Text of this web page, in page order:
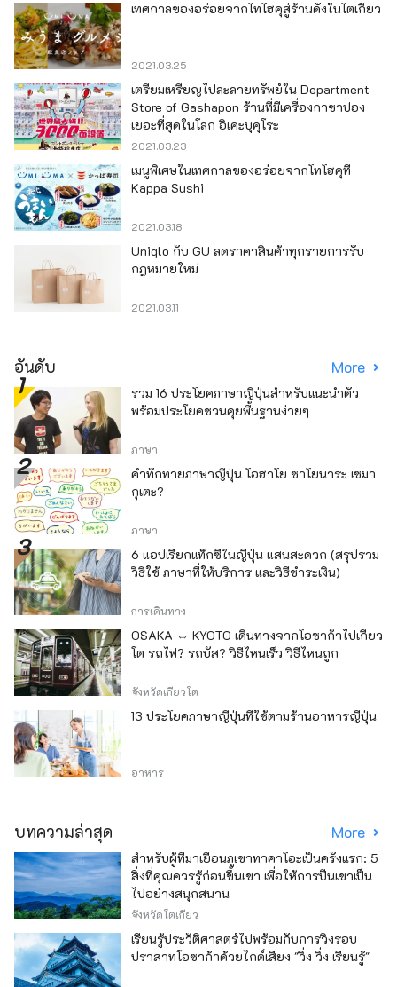
เทศกาลของอร่อยจากโทโฮคุสู่ร้านดังในโตเกียว
2021.03.25
เตรียมเหรียญไปละลายทรัพย์ใน Department
Store of Gashapon ร้านที่มีเครื่องกาชาปอง
เยอะที่สุดในโลก อิเคะบุคุโระ
2021.03.23
เมนูพิเศษในเทศกาลของอร่อยจากโทโฮคุที่
Kappa Sushi
2021.03.18
Uniqlo กับ GU ลดราคาสินค้าทุกรายการรับ
กฎหมายใหม่
2021.03.11
อันดับ More
รวม 16 ประโยคภาษาญี่ปุ่นสำหรับแนะนำตัว
พร้อมประโยคชวนคุยพื้นฐานง่ายๆ
ภาษา
คำทักทายภาษาญี่ปุ่น โอฮาโย ซาโยนาระ เซมา
กุเตะ?
ภาษา
6 แอปเรียกแท็กซี่ในญี่ปุ่น แสนสะดวก (สรุปรวม
วิธีใช้ ภาษาที่ให้บริการ และวิธีชำระเงิน)
การเดินทาง
OSAKA ⇔ KYOTO เดินทางจากโอซาก้าไปเกียว
โต รถไฟ? รถบัส? วิธีไหนเร็ว วิธีไหนถูก
จังหวัดเกียวโต
13 ประโยคภาษาญี่ปุ่นที่ใช้ตามร้านอาหารญี่ปุ่น
อาหาร
บทความล่าสุด More
สำหรับผู้ที่มาเยือนภูเขาทาคาโอะเป็นครั้งแรก: 5
สิ่งที่คุณควรรู้ก่อนขึ้นเขา เพื่อให้การปีนเขาเป็น
ไปอย่างสนุกสนาน
จังหวัดโตเกียว
เรียนรู้ประวัติศาสตร์ไปพร้อมกับการวิ่งรอบ
ปราสาทโอซาก้าด้วยไกด์เสียง "วิ่ง วิ่ง เรียนรู้"